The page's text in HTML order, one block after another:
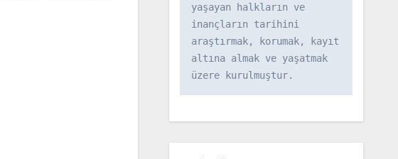
yaşayan halkların ve
inançların tarihini
araştırmak, korumak, kayıt
altına almak ve yaşatmak
üzere kurulmuştur.